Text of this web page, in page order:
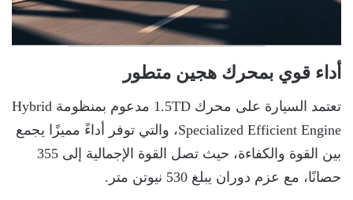
أداء قوي بمحرك هجين متطور
تعتمد السيارة على محرك 1.5TD مدعوم بمنظومة Hybrid
Specialized Efficient Engine، والتي توفر أداءً مميزًا يجمع
بين القوة والكفاءة، حيث تصل القوة الإجمالية إلى 355
حصانًا، مع عزم دوران يبلغ 530 نيوتن متر.